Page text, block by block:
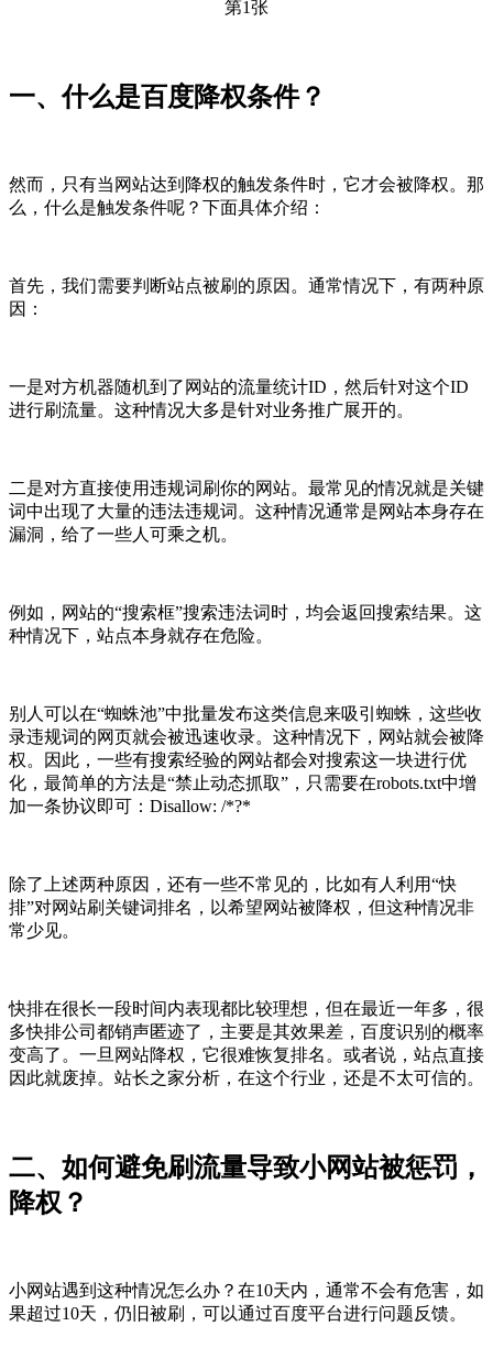
一、什么是百度降权条件？
然而，只有当网站达到降权的触发条件时，它才会被降权。那
么，什么是触发条件呢？下面具体介绍：
首先，我们需要判断站点被刷的原因。通常情况下，有两种原
因：
一是对方机器随机到了网站的流量统计ID，然后针对这个ID
进行刷流量。这种情况大多是针对业务推广展开的。
二是对方直接使用违规词刷你的网站。最常见的情况就是关键
词中出现了大量的违法违规词。这种情况通常是网站本身存在
漏洞，给了一些人可乘之机。
例如，网站的“搜索框”搜索违法词时，均会返回搜索结果。这
种情况下，站点本身就存在危险。
别人可以在“蜘蛛池”中批量发布这类信息来吸引蜘蛛，这些收
录违规词的网页就会被迅速收录。这种情况下，网站就会被降
权。因此，一些有搜索经验的网站都会对搜索这一块进行优
化，最简单的方法是“禁止动态抓取”，只需要在robots.txt中增
加一条协议即可：Disallow: /*?*
除了上述两种原因，还有一些不常见的，比如有人利用“快
排”对网站刷关键词排名，以希望网站被降权，但这种情况非
常少见。
快排在很长一段时间内表现都比较理想，但在最近一年多，很
多快排公司都销声匿迹了，主要是其效果差，百度识别的概率
变高了。一旦网站降权，它很难恢复排名。或者说，站点直接
因此就废掉。站长之家分析，在这个行业，还是不太可信的。
二、如何避免刷流量导致小网站被惩罚，
降权？
小网站遇到这种情况怎么办？在10天内，通常不会有危害，如
果超过10天，仍旧被刷，可以通过百度平台进行问题反馈。